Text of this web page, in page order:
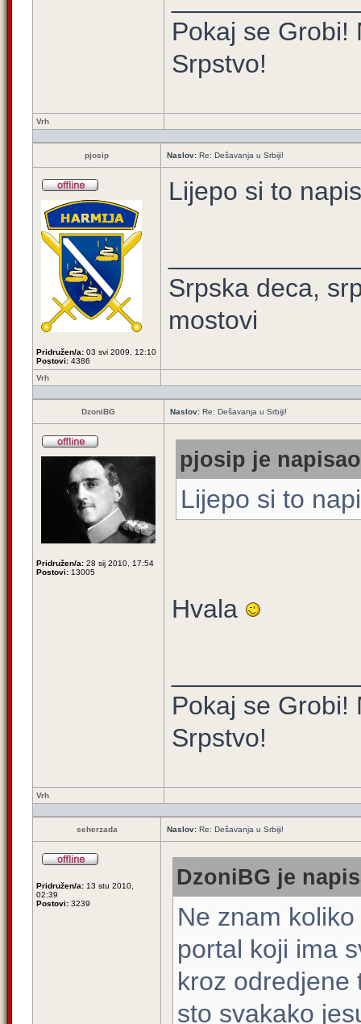
Pokaj se Grobi!
Srpstvo!
Vrh
pjosip Naslov: Re: Dešavanja u Srbiji!
Pridružen/a: 03 svi 2009, 12:10
Postovi: 4386
Lijepo si to
Srpska deca,
mostovi
Vrh
DzoniBG Naslov: Re: Dešavanja u Srbiji!
Pridružen/a: 28 sij 2010, 17:54
Postovi: 13005
pjosip je
Lijepo si to
Hvala
Pokaj se Grobi!
Srpstvo!
Vrh
seherzada Naslov: Re: Dešavanja u Srbiji!
Pridružen/a: 13 stu 2010,
02:39
Postovi: 3239
DzoniBG je
Ne znam
portal koji ima
kroz odredjene
sto svakako